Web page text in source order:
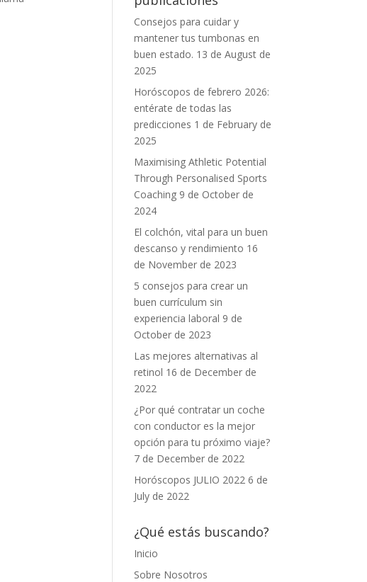
Consejos para cuidar y
mantener tus tumbonas en
buen estado. 13 de August de
2025
Horóscopos de febrero 2026:
entérate de todas las
predicciones 1 de February de
2025
Maximising Athletic Potential
Through Personalised Sports
Coaching 9 de October de
2024
El colchón, vital para un buen
descanso y rendimiento 16
de November de 2023
5 consejos para crear un
buen currículum sin
experiencia laboral 9 de
October de 2023
Las mejores alternativas al
retinol 16 de December de
2022
¿Por qué contratar un coche
con conductor es la mejor
opción para tu próximo viaje?
7 de December de 2022
Horóscopos JULIO 2022 6 de
July de 2022
¿Qué estás buscando?
Inicio
Sobre Nosotros